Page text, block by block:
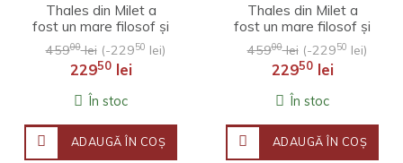
Thales din Milet a
fost un mare filosof și
gânditor grec, unul
dintre primii filosofi
din istoria om..
45900lei (-22950 lei)
22950lei
În stoc
ADAUGĂ ÎN COŞ
Thales din Milet a
fost un mare filosof și
gânditor grec, unul
dintre primii filosofi
din istoria om..
45900lei (-22950 lei)
22950lei
În stoc
ADAUGĂ ÎN COŞ